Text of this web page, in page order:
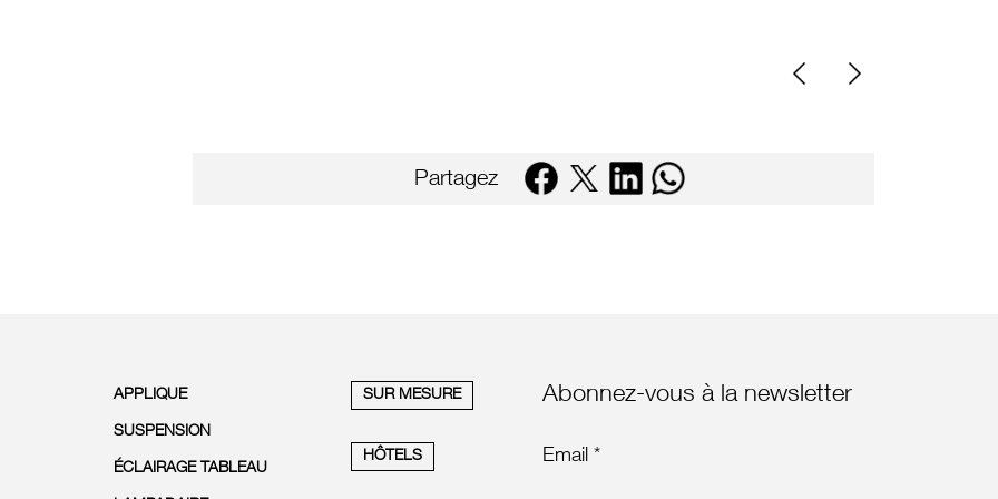
Partagez
APPLIQUE
SUSPENSION
ÉCLAIRAGE TABLEAU
SUR MESURE
HÔTELS
Abonnez-vous à la newsletter
Email *